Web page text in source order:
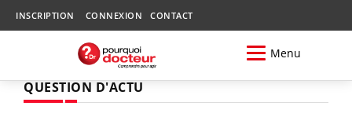
INSCRIPTION CONNEXION CONTACT
Menu
QUESTION D'ACTU